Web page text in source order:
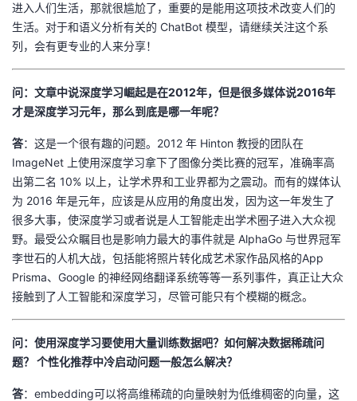
进入人们生活，那就很尴尬了，重要的是能用这项技术改变人们的
生活。对于和语义分析有关的 ChatBot 模型，请继续关注这个系
列，会有更专业的人来分享！
问：文章中说深度学习崛起是在2012年，但是很多媒体说2016年
才是深度学习元年，那么到底是哪一年呢？
答：这是一个很有趣的问题。2012 年 Hinton 教授的团队在
ImageNet 上使用深度学习拿下了图像分类比赛的冠军，准确率高
出第二名 10% 以上，让学术界和工业界都为之震动。而有的媒体认
为 2016 年是元年，应该是从应用的角度出发，因为这一年发生了
很多大事，使深度学习或者说是人工智能走出学术圈子进入大众视
野。最受公众瞩目也是影响力最大的事件就是 AlphaGo 与世界冠军
李世石的人机大战，包括能将照片转化成艺术家作品风格的App
Prisma、Google 的神经网络翻译系统等等一系列事件，真正让大众
接触到了人工智能和深度学习，尽管可能只有个模糊的概念。
问：使用深度学习要使用大量训练数据吧？如何解决数据稀疏问
题？ 个性化推荐中冷启动问题一般怎么解决？
答：embedding可以将高维稀疏的向量映射为低维稠密的向量，这